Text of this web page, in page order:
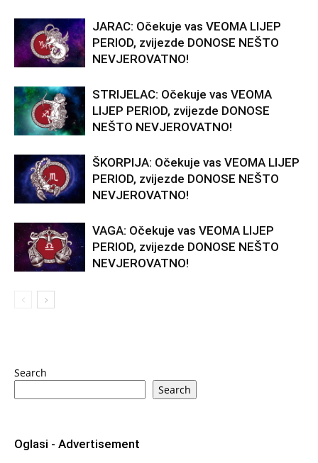
JARAC: Očekuje vas VEOMA LIJEP
PERIOD, zvijezde DONOSE NEŠTO
NEVJEROVATNO!
STRIJELAC: Očekuje vas VEOMA
LIJEP PERIOD, zvijezde DONOSE
NEŠTO NEVJEROVATNO!
ŠKORPIJA: Očekuje vas VEOMA LIJEP
PERIOD, zvijezde DONOSE NEŠTO
NEVJEROVATNO!
VAGA: Očekuje vas VEOMA LIJEP
PERIOD, zvijezde DONOSE NEŠTO
NEVJEROVATNO!
Search
Search
Oglasi - Advertisement